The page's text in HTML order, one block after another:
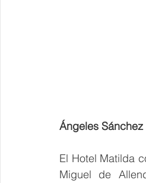
Ángeles
El Hotel Matilda
Miguel de